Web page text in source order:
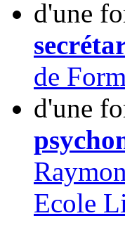
d'une
de
d'une
Ecole